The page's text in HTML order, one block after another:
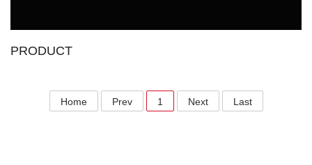
PRODUCT
Home Prev 1 Next Last